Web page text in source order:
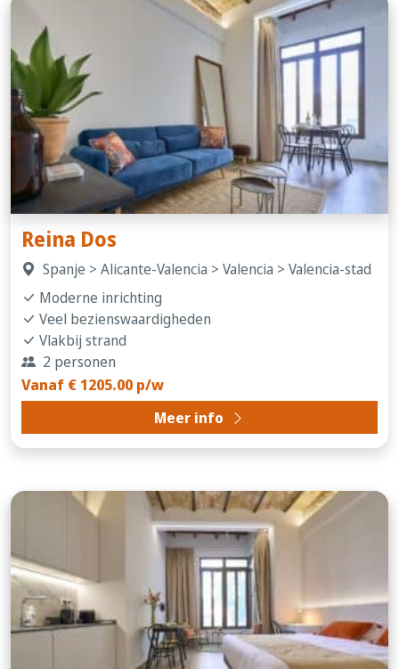
Reina Dos
Spanje > Alicante-Valencia > Valencia > Valencia-stad
Moderne inrichting
Veel bezienswaardigheden
Vlakbij strand
2 personen
Vanaf € 1205.00 p/w
Meer info